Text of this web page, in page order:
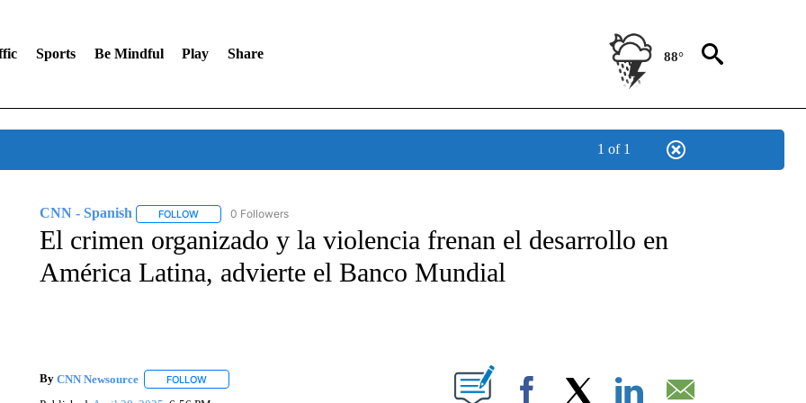
Sports Be Mindful Play Share 88°
1 of 1
CNN - Spanish FOLLOWFOLLOW "CNN - SPANISH" TO RECEIVE NOTIFICATIONS ABOUT NEW PAGES ON "CNN - SPANISH".
0 Followers
El crimen organizado y la violencia frenan el desarrollo en
América Latina, advierte el Banco Mundial
By CNN Newsource FOLLOWFOLLOW "" TO RECEIVE NOTIFICATIONS ABOUT NEW PAGES ON "".